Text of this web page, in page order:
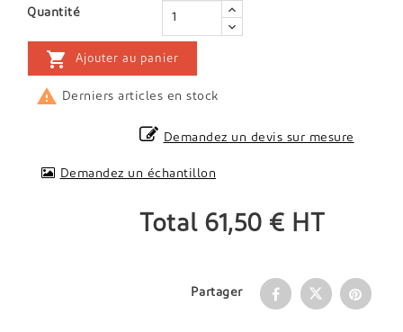
Quantité
 Ajouter au panier
 Derniers articles en stock
Demandez un devis sur mesure
Demandez un échantillon
Total 61,50 € HT
Partager